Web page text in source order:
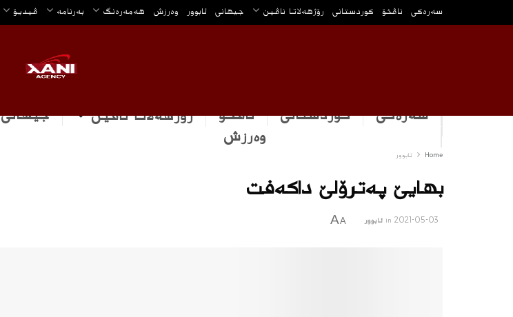
سه‌ره‌كی ناڤخۆ كوردستانى رۆژهه‌لاتا ناڤین جیهانی ئابوور وه‌رزش هه‌مه‌ره‌نگ بەرنامە ڤیدیۆ
سەرەکی كوردستانى ناڤخۆ رۆژهه‌لاتا ناڤین جیهانی
وه‌رزش
Home ئابوور
بهایێ په‌ترۆلێ داكه‌فت
2021-05-03
in ئابوور A
A